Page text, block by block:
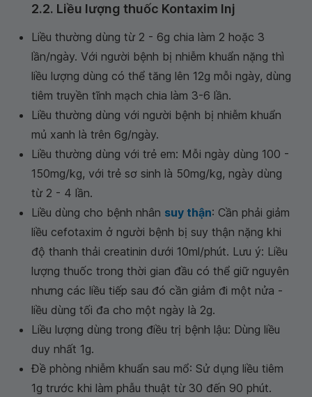
2.2. Liều lượng thuốc Kontaxim Inj
Liều thường dùng từ 2 - 6g chia làm 2 hoặc 3
lần/ngày. Với người bệnh bị nhiễm khuẩn nặng thì
liều lượng dùng có thể tăng lên 12g mỗi ngày, dùng
tiêm truyền tĩnh mạch chia làm 3-6 lần.
Liều thường dùng với người bệnh bị nhiễm khuẩn
mủ xanh là trên 6g/ngày.
Liều thường dùng với trẻ em: Mỗi ngày dùng 100 -
150mg/kg, với trẻ sơ sinh là 50mg/kg, ngày dùng
từ 2 - 4 lần.
Liều dùng cho bệnh nhân suy thận: Cần phải giảm
liều cefotaxim ở người bệnh bị suy thận nặng khi
độ thanh thải creatinin dưới 10ml/phút. Lưu ý: Liều
lượng thuốc trong thời gian đầu có thể giữ nguyên
nhưng các liều tiếp sau đó cần giảm đi một nửa -
liều dùng tối đa cho một ngày là 2g.
Liều lượng dùng trong điều trị bệnh lậu: Dùng liều
duy nhất 1g.
Đề phòng nhiễm khuẩn sau mổ: Sử dụng liều tiêm
1g trước khi làm phẫu thuật từ 30 đến 90 phút.